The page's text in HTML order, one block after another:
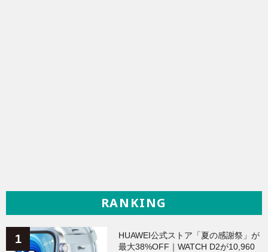
RANKING
HUAWEI公式ストア「夏の感謝祭」が
最大38%OFF｜WATCH D2が10,960